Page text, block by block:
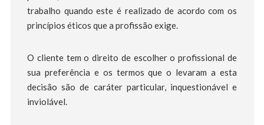
trabalho quando este é realizado de acordo com os
princípios éticos que a profissão exige.
O cliente tem o direito de escolher o profissional de
sua preferência e os termos que o levaram a esta
decisão são de caráter particular, inquestionável e
inviolável.